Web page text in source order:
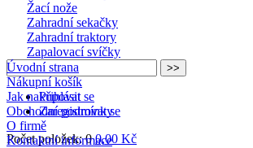
Žací nože
Zahradní sekačky
Zahradní traktory
Zapalovací svíčky
Přihlásit se
Zaregistrovat se
Počet položek: 0 0,00 Kč
Úvodní strana
Nákupní košík
Jak nakupovat
Obchodní podmínky
O firmě
Kontaktní informace